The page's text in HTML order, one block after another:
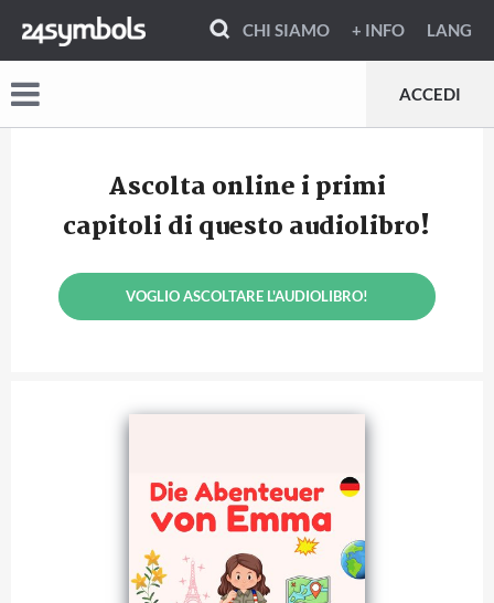
CHI SIAMO + INFO LANG
ACCEDI
Ascolta online i primi
capitoli di questo audiolibro!
VOGLIO ASCOLTARE L'AUDIOLIBRO!